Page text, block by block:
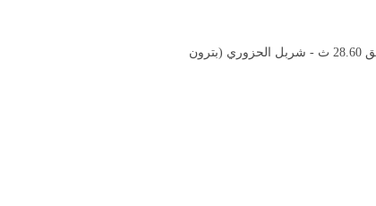
1- نزيه عويضه (بترون ستارز) 26.28 ث (رقم قياسي جديد) الرقم السابق 28.60 ث - شربل الحزوري (بترون